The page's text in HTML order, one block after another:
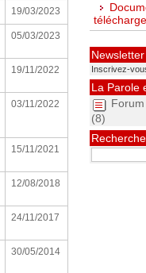
19/03/2023
05/03/2023
19/11/2022
03/11/2022
15/11/2021
12/08/2018
24/11/2017
30/05/2014
Newsletter
Inscrivez-
La Parole
(8)